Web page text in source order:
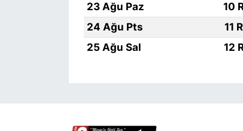
23 Ağu Paz
10
24 Ağu Pts
11
25 Ağu Sal
12